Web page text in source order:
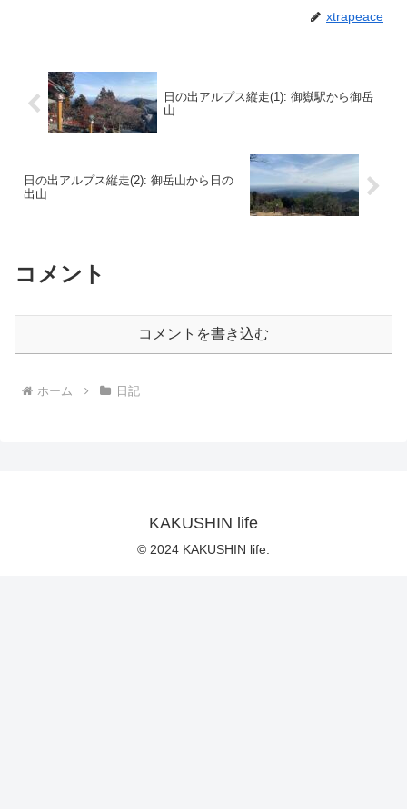
xtrapeace
日の出アルプス縦走(1): 御嶽駅から御岳
山
日の出アルプス縦走(2): 御岳山から日の
出山
コメント
コメントを書き込む
ホーム 日記
KAKUSHIN life
© 2024 KAKUSHIN life.